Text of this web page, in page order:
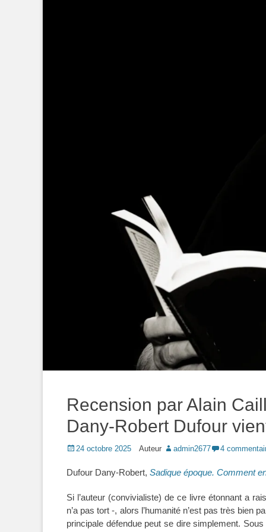
Recension par Alain
Dany-Robert Dufour
Posted
24 octobre 2025 Auteur admin2677 4
Dufour Dany-Robert, Sadique époque. Comment
Si l’auteur (convivialiste) de ce livre étonnant a
n’a pas tort -, alors l’humanité n’est pas très bien
principale défendue peut se dire simplement.